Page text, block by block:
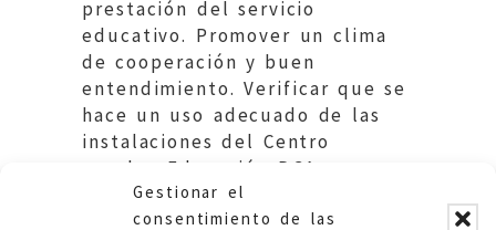
Gestionar el
consentimiento de las
prestación del servicio
educativo. Promover un clima
de cooperación y buen
entendimiento. Verificar que se
hace un uso adecuado de las
instalaciones del Centro
escolar. Educación DGA.
Ayuntamiento